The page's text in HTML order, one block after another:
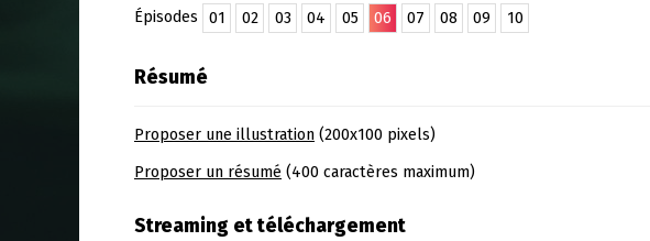
Épisodes
01 02 03 04 05 06 07 08 09 10
Résumé
Proposer une illustration (200x100 pixels)
Proposer un résumé (400 caractères maximum)
Streaming et téléchargement